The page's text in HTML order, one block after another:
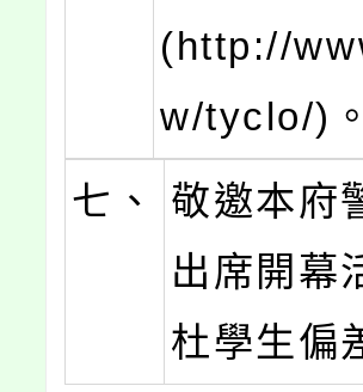
(http://
w/tyclo/)。
七、
敬邀本府
出席開幕
杜學生偏